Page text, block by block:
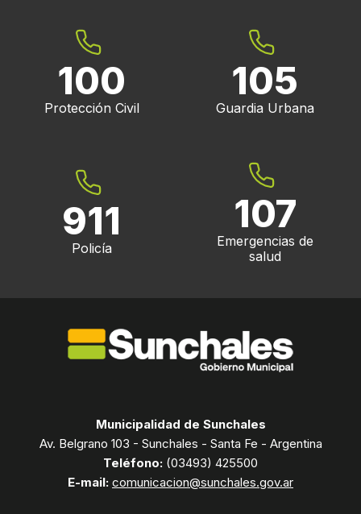
100
Protección Civil
105
Guardia Urbana
911
Policía
107
Emergencias de
salud
Municipalidad de Sunchales
Av. Belgrano 103 - Sunchales - Santa Fe - Argentina
Teléfono: (03493) 425500
E-mail: comunicacion@sunchales.gov.ar